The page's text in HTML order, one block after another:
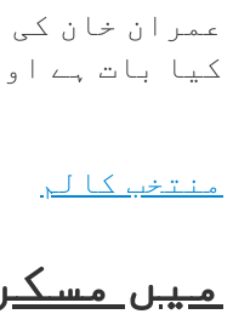
عمران خان
کیا بات ہے
منتخب کالم
میں